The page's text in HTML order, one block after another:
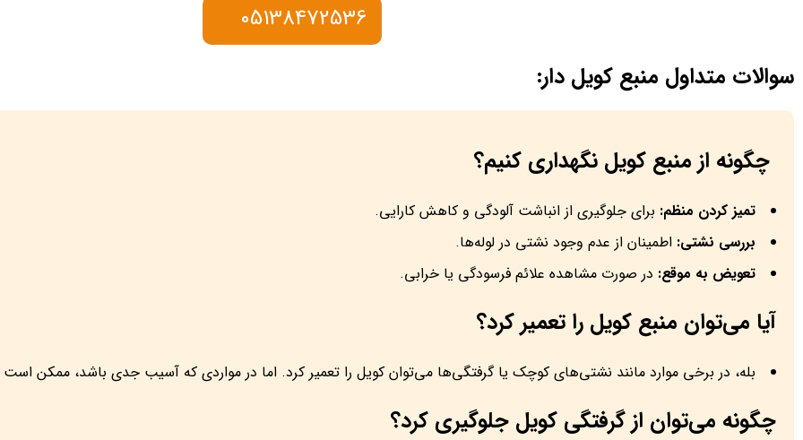
سوالات متداول منبع کویل دار:
چگونه از منبع کویل نگهداری کنیم؟
تمیز کردن منظم: برای جلوگیری از انباشت آلودگی و کاهش کارایی.
بررسی نشتی: اطمینان از عدم وجود نشتی در لوله‌ها.
تعویض به موقع: در صورت مشاهده علائم فرسودگی یا خرابی.
آیا می‌توان منبع کویل را تعمیر کرد؟
بله، در برخی موارد مانند نشتی‌های کوچک یا گرفتگی‌ها می‌توان کویل را تعمیر کرد. اما در مواردی که آسیب جدی باشد، ممکن
چگونه می‌توان از گرفتگی کویل جلوگیری کرد؟